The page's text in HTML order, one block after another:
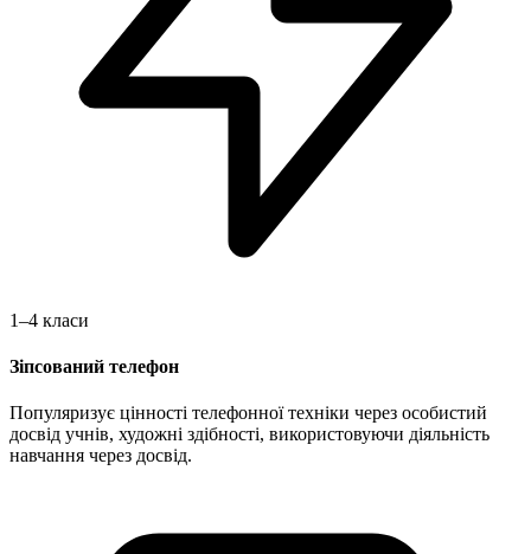
1–4 класи
Зіпсований телефон
Популяризує цінності телефонної техніки через особистий
досвід учнів, художні здібності, використовуючи діяльність
навчання через досвід.